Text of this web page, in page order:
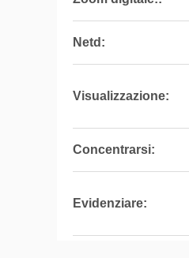
Netd:
Visualizzazione:
Concentrarsi:
Evidenziare: